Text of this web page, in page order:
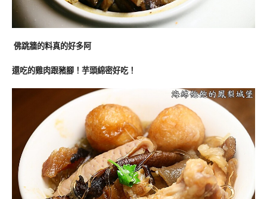
佛跳牆的料真的好多阿
還吃的雞肉跟豬腳！芋頭綿密好吃！